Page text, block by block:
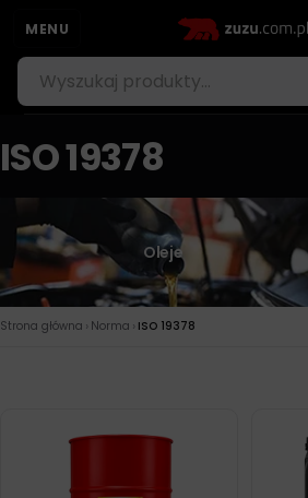
MENU
ISO 19378
Oleje
Strona główna › Norma › ISO 19378